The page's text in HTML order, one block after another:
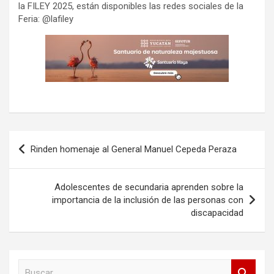
la FILEY 2025, están disponibles las redes sociales de la
Feria: @lafiley
Navegación
de
entradas
Rinden homenaje al General Manuel Cepeda Peraza
Adolescentes de secundaria aprenden sobre la
importancia de la inclusión de las personas con
discapacidad